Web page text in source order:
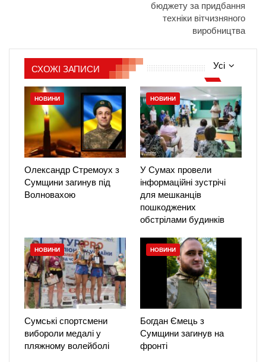
бюджету за придбання
техніки вітчизняного
виробництва
Усі
СХОЖІ ЗАПИСИ
НОВИНИ
Олександр Стремоух з
Сумщини загинув під
Волновахою
НОВИНИ
У Сумах провели
інформаційні зустрічі
для мешканців
пошкоджених
обстрілами будинків
НОВИНИ
Сумські спортсмени
вибороли медалі у
пляжному волейболі
НОВИНИ
Богдан Ємець з
Сумщини загинув на
фронті